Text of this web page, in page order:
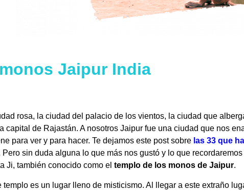
Jaipur India
rosa, la ciudad del palacio de los vientos, la ciudad que
capital de Rajastán. A nosotros Jaipur fue una ciudad que nos
para ver y para hacer. Te dejamos este post sobre las 33 que
Pero sin duda alguna lo que más nos gustó y lo que recordaremos
Ji, también conocido como el templo de los monos de Jaipur.
templo es un lugar lleno de misticismo. Al llegar a este extraño